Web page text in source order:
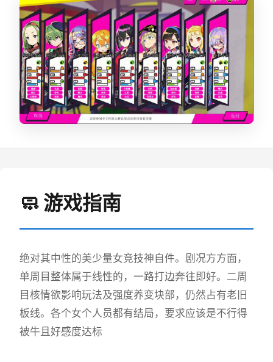
🧼 游戏指南
绝对其中性的美少量女竞技神自件。剧况方方面，
单周目整体属于线性的，一路打边奔往即好。二周
目核情欲影响玩法及强度养变块部，仍然占有老旧
板线。各个女个人员都有结局，要求应该是不行得
被牛且好感度达标